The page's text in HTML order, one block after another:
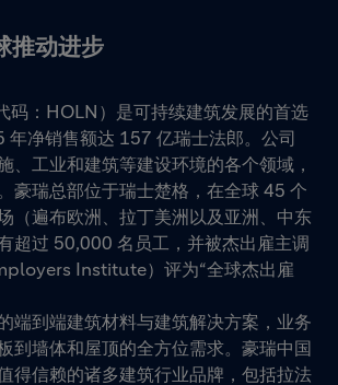
推动进步
码：HOLN）是可持续建筑发展的首选
年净销售额达 157 亿瑞士法郎。公司
、工业和建筑等建设环境的各个领域，
豪瑞总部位于瑞士楚格，在全球 45 个
（遍布欧洲、拉丁美洲以及亚洲、中东
超过 50,000 名员工，并被杰出雇主调
Institute）评为“全球杰出雇
端到端建筑材料与建筑解决方案，业务
到墙体和屋顶的全方位需求。豪瑞中国
得信赖的诸多建筑行业品牌，包括拉法